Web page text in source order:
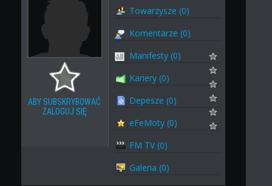
ABY SUBSKRYBOWAĆ
ZALOGUJ SIĘ
Towarzysze (0)
Komentarze (0)
Manifesty (0)
Kariery (0)
Depesze (0)
eFeMoty (0)
FM TV (0)
Galeria (0)